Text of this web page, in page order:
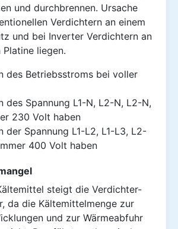
und durchbrennen. Ursache
Verdichtern an einem
und bei Inverter Verdichtern an
liegen.
des Betriebsstroms bei voller
des Spannung L1-N, L2-N, L2-N,
230 Volt haben
der Spannung L1-L2, L1-L3, L2-
400 Volt haben
steigt die Verdichter-
da die Kältemittelmenge zur
und zur Wärmeabfuhr